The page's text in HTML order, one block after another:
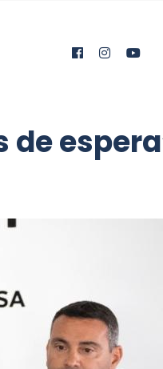
de